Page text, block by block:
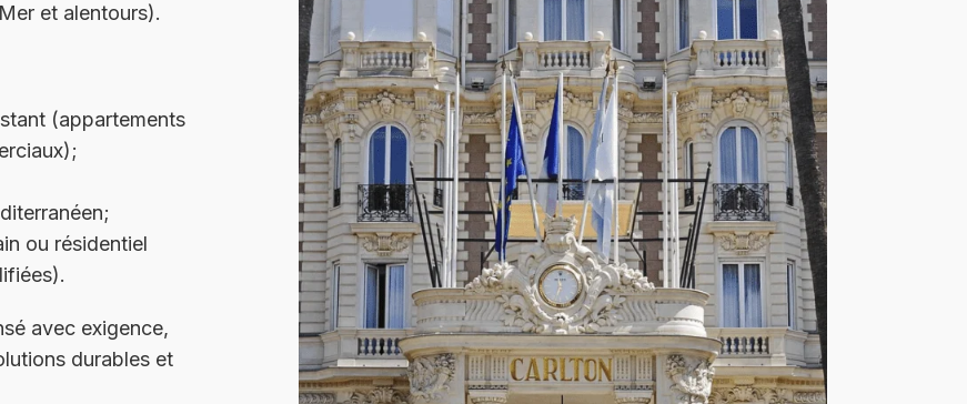
et alentours).
(appartements
ou résidentiel
avec exigence,
durables et